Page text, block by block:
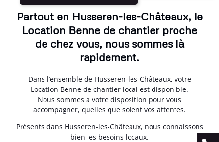
Partout en Husseren-les-Châteaux, le
Location Benne de chantier proche
de chez vous, nous sommes là
rapidement.
Dans l’ensemble de Husseren-les-Châteaux, votre
Location Benne de chantier local est disponible.
Nous sommes à votre disposition pour vous
accompagner, quelles que soient vos attentes.
Présents dans Husseren-les-Châteaux, nous connaissons
bien les besoins locaux.